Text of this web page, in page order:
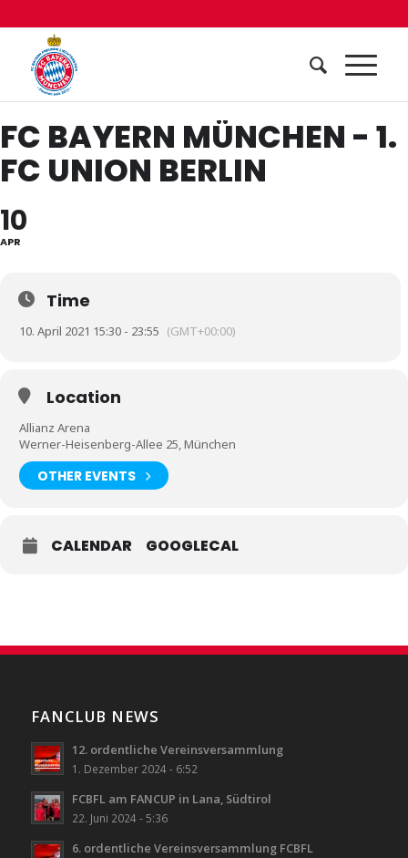
FC BAYERN MÜNCHEN - 1.
FC UNION BERLIN
10
APR
Time
10. April 2021 15:30 - 23:55 (GMT+00:00)
Location
Allianz Arena
Werner-Heisenberg-Allee 25, München
OTHER EVENTS
CALENDAR GOOGLECAL
FANCLUB NEWS
12. ordentliche Vereinsversammlung
1. Dezember 2024 - 6:52
FCBFL am FANCUP in Lana, Südtirol
22. Juni 2024 - 5:36
6. ordentliche Vereinsversammlung FCBFL